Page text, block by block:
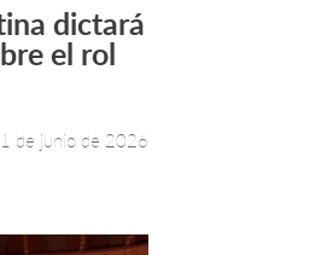
más +
dictará
el rol
de junio de 2026